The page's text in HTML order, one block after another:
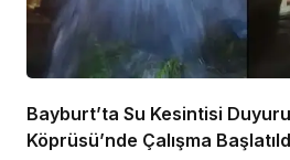
Bayburt’ta Su Kesintisi
Köprüsü’nde Çalışma